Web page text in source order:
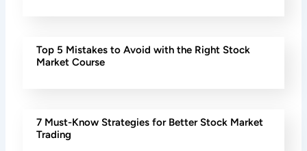
Top 5 Mistakes to Avoid with the Right Stock
Market Course
7 Must-Know Strategies for Better Stock Market
Trading